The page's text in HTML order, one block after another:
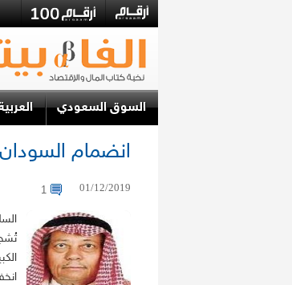
السوق السعودي
انضمام
01/12/2019
1